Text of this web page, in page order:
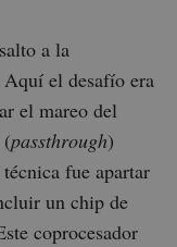
a la
el desafío era
el mareo del
passthrough)
fue apartar
un chip de
coprocesador